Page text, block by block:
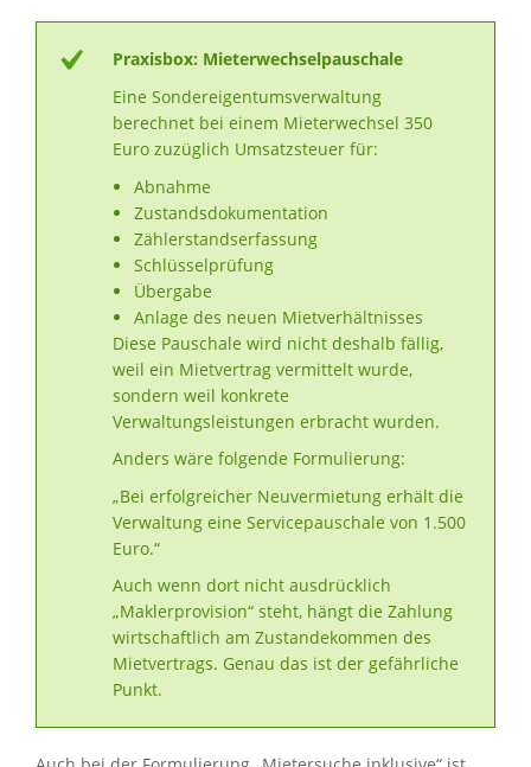
Praxisbox: Mieterwechselpauschale
Eine Sondereigentumsverwaltung
berechnet bei einem Mieterwechsel 350
Euro zuzüglich Umsatzsteuer für:
Abnahme
Zustandsdokumentation
Zählerstandserfassung
Schlüsselprüfung
Übergabe
Anlage des neuen Mietverhältnisses
Diese Pauschale wird nicht deshalb fällig,
weil ein Mietvertrag vermittelt wurde,
sondern weil konkrete
Verwaltungsleistungen erbracht wurden.
Anders wäre folgende Formulierung:
„Bei erfolgreicher Neuvermietung erhält die
Verwaltung eine Servicepauschale von 1.500
Euro.“
Auch wenn dort nicht ausdrücklich
„Maklerprovision“ steht, hängt die Zahlung
wirtschaftlich am Zustandekommen des
Mietvertrags. Genau das ist der gefährliche
Punkt.